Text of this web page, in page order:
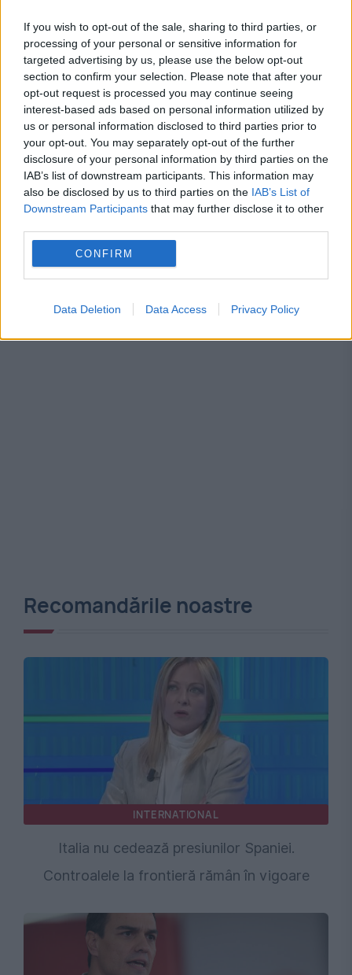
If you wish to opt-out of the sale, sharing to third parties, or
processing of your personal or sensitive information for
targeted advertising by us, please use the below opt-out
section to confirm your selection. Please note that after your
opt-out request is processed you may continue seeing
interest-based ads based on personal information utilized by
us or personal information disclosed to third parties prior to
your opt-out. You may separately opt-out of the further
disclosure of your personal information by third parties on the
IAB’s list of downstream participants. This information may
also be disclosed by us to third parties on the IAB’s List of
Downstream Participants that may further disclose it to other
CONFIRM
Data Deletion Data Access Privacy Policy
Românii care lucrează în Germania,
afectați de o nouă regulă: pot primi mai
puțini bani la salariu fără să fie anunțați
Ai datorii la ANAF? Cum verifici gratuit,
online, situația fiscală în doar câteva
minute
Recomandările noastre
INTERNATIONAL
Italia nu cedează presiunilor Spaniei.
Controalele la frontieră rămân în vigoare